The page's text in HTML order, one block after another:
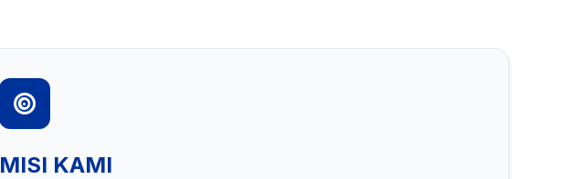
MISI KAMI